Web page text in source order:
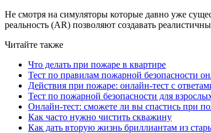
Не смотря на симуляторы которые давно уже
реальность (AR) позволяют создавать
Читайте также
Что делать при пожаре в квартире
Тест по правилам пожарной безопасности
Действия при пожаре: онлайн-тест с
Тест по пожарной безопасности для
Онлайн-тест: сможете ли вы спастись при
Как часто нужно чистить скважину
Как дать вторую жизнь бриллиантам из